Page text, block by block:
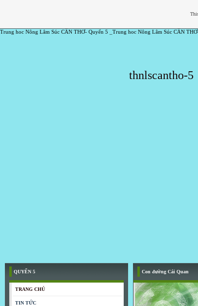
Trung hoc Nông Lâm Súc CẦN THƠ- Quyển 5 _Trung hoc Nông Lâm Súc CẦN
thnlscantho-5
QUYỂN 5
TRANG CHỦ
TIN TỨC
Con đường Cái Quan